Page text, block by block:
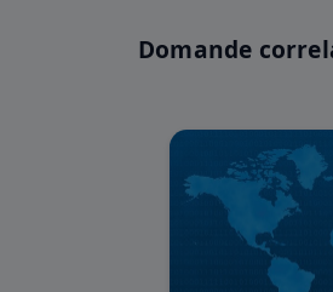
Domande